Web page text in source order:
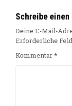
Schreibe einen
Deine E-Mail-
Erforderliche
Kommentar*